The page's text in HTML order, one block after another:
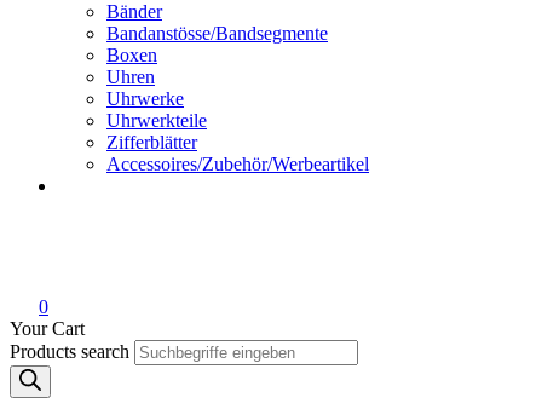
Bänder
Bandanstösse/Bandsegmente
Boxen
Uhren
Uhrwerke
Uhrwerkteile
Zifferblätter
Accessoires/Zubehör/Werbeartikel
0
Your Cart
Products search